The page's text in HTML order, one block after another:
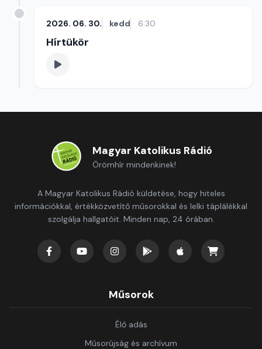
2026. 06. 30. kedd 6:30
Hírtükör
Magyar Katolikus Rádió
Örömhír mindenkinek!
A Magyar Katolikus Rádió küldetése, hogy hiteles
információkkal, értékközvetítő műsorokkal és lelki táplálékkal
szolgálja hallgatóit. Minden nap, 24 órában.
Műsorok
Élő adás
Műsorújság és archívum